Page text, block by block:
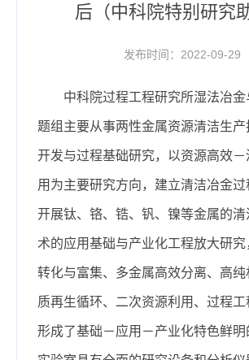
后（中科院特别研究
发布时间：2022-09-29
中科院过程工程研究所湿法冶
题组主要从事两性金属资源清洁生产
开发与过程基础研究，以资源高效－
用为主要研究方向，建立清洁冶金过
开展钛、铬、锆、钒、镍等金属的
术的应用基础与产业化工程放大研
转化与富集、多金属高效分离、高
质再生循环、二次资源利用、过程
形成了基础－应用－产业化特色鲜明